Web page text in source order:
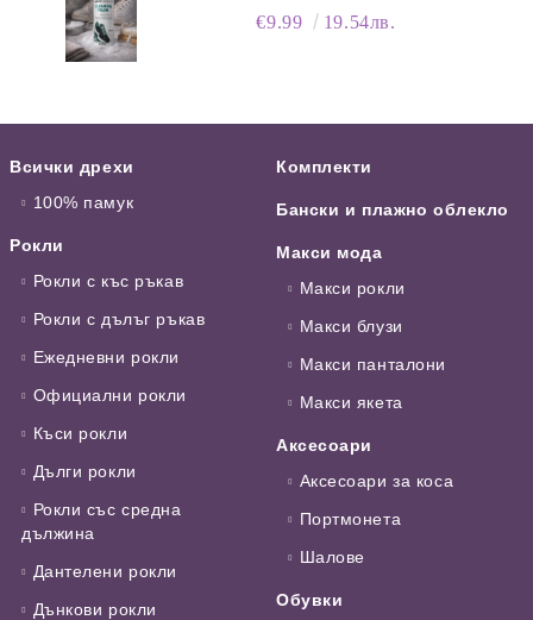
ПЯНА ЗА ОБУВКИ, 150 МЛ
€9.99 19.54лв.
Всички дрехи
100% памук
Рокли
Рокли с къс ръкав
Рокли с дълъг ръкав
Ежедневни рокли
Официални рокли
Къси рокли
Дълги рокли
Рокли със средна
дължина
Дантелени рокли
Дънкови рокли
Комплекти
Бански и плажно облекло
Макси мода
Макси рокли
Макси блузи
Макси панталони
Макси якета
Аксесоари
Аксесоари за коса
Портмонета
Шалове
Обувки